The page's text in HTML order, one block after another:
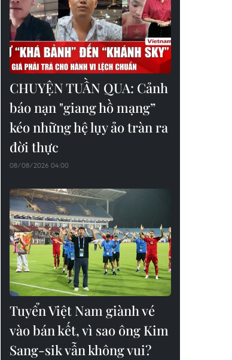
CHUYỆN TUẦN QUA: Cảnh
báo nạn "giang hồ mạng”
kéo những hệ lụy ảo tràn ra
đời thực
08/08/2026 04:00
Tuyển Việt Nam giành vé
vào bán kết, vì sao ông Kim
Sang-sik vẫn không vui?